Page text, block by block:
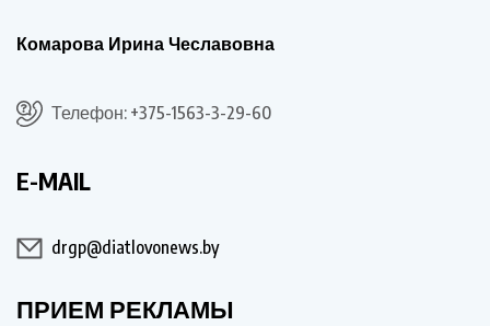
Комарова Ирина Чеславовна
Телефон: +375-1563-3-29-60
E-MAIL
drgp@diatlovonews.by
ПРИЕМ РЕКЛАМЫ